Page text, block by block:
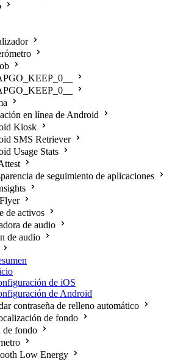
en línea de Android
Kiosk
SMS Retriever
Usage Stats
de seguimiento de aplicaciones
de activos
de audio
de audio
de iOS
de Android
contraseña de relleno automático
de fondo
de fondo
Low Energy